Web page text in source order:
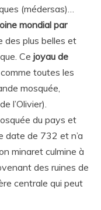
(médersas)…
mondial par
des plus belles et
Ce joyau de
toutes les
mosquée,
l’Olivier).
du pays et
date de 732 et n’a
minaret culmine à
des ruines de
centrale qui peut